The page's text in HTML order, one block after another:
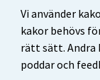
Vi använder
kakor behövs
rätt sätt. Andra
poddar och
Användarvillkor
Dataskydd
Tillgänglighet